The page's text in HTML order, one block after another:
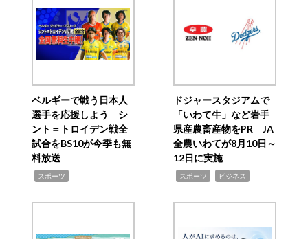
ベルギーで戦う日本人
選手を応援しよう シ
ント＝トロイデン戦全
試合をBS10が今季も無
料放送
スポーツ
ドジャースタジアムで
「いわて牛」など岩手
県産農畜産物をPR JA
全農いわてが8月10日～
12日に実施
スポーツ ビジネス